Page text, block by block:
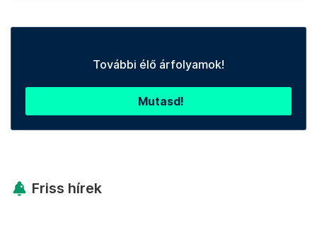
További élő árfolyamok!
Mutasd!
Friss hírek